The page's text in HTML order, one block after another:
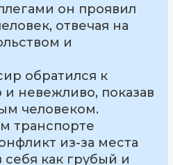
он проявил
отвечая на
и
обратился к
и невежливо, показав
человеком.
транспорте
из-за места
как грубый и